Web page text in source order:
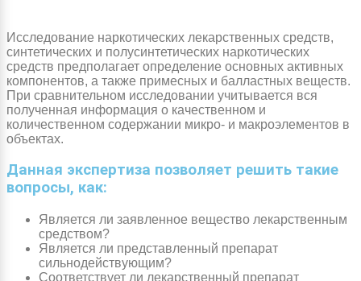
Исследование наркотических лекарственных средств,
синтетических и полусинтетических наркотических
средств предполагает определение основных активных
компонентов, а также примесных и балластных веществ.
При сравнительном исследовании учитывается вся
полученная информация о качественном и
количественном содержании микро- и макроэлементов в
объектах.
Данная экспертиза позволяет решить такие
вопросы, как:
Является ли заявленное вещество лекарственным
средством?
Является ли представленный препарат
сильнодействующим?
Соответствует ли лекарственный препарат